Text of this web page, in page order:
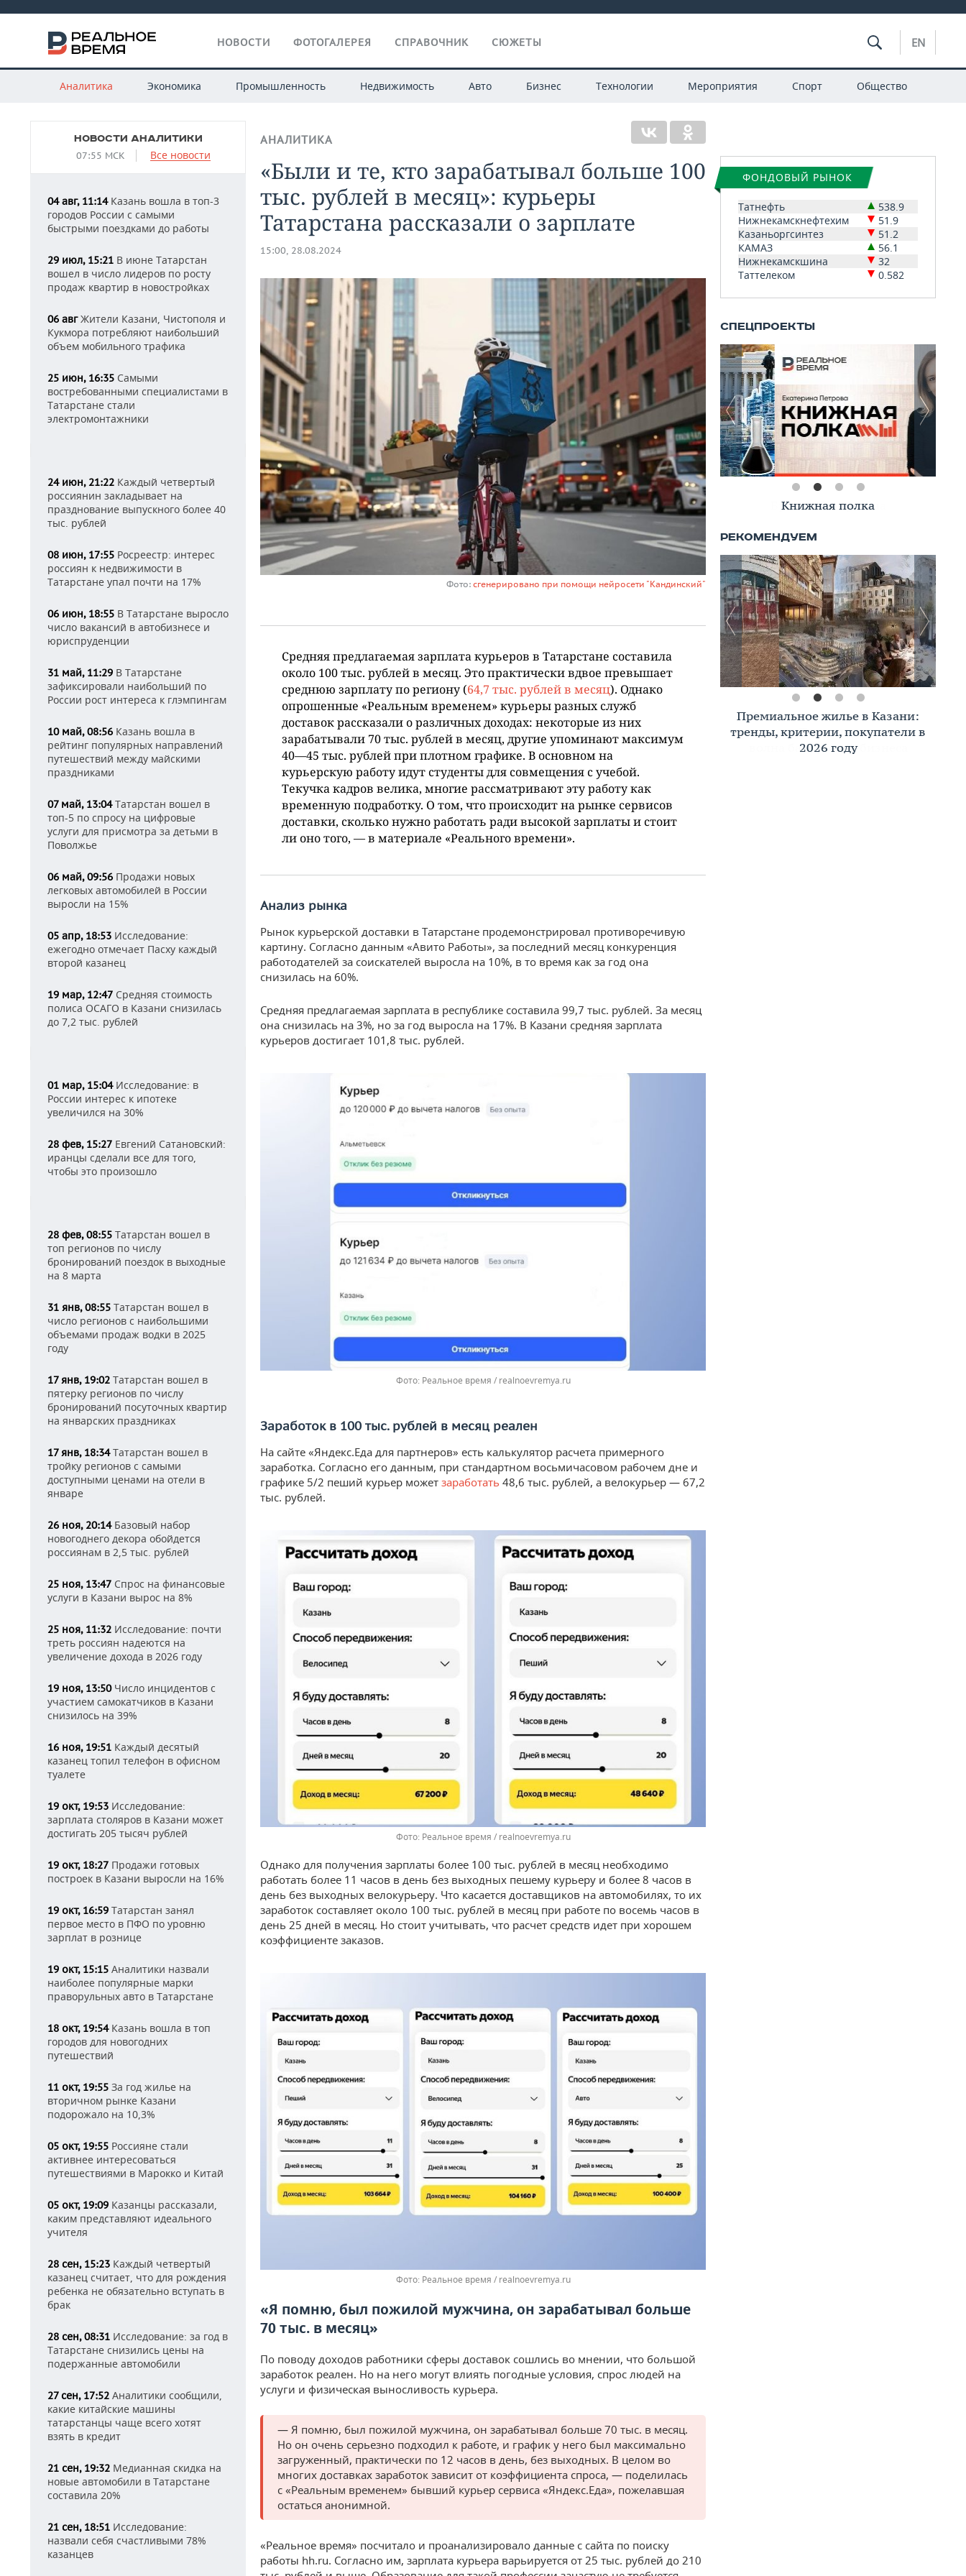
НОВОСТИ ФОТОГАЛЕРЕЯ СПРАВОЧНИК СЮЖЕТЫ EN
Аналитика Экономика Промышленность Недвижимость Авто Бизнес Технологии Мероприятия Спорт Общество
НОВОСТИ АНАЛИТИКИ
07:55 МСК Все новости
04 авг, 11:14Казань вошла в топ-3
городов России с самыми
быстрыми поездками до работы
29 июл, 15:21 В июне Татарстан
вошел в число лидеров по росту
продаж квартир в новостройках
06 авгЖители Казани, Чистополя и
Кукмора потребляют наибольший
объем мобильного трафика
25 июн, 16:35 Самыми
востребованными специалистами в
Татарстане стали
электромонтажники
24 июн, 21:22 Каждый четвертый
россиянин закладывает на
празднование выпускного более 40
тыс. рублей
08 июн, 17:55 Росреестр: интерес
россиян к недвижимости в
Татарстане упал почти на 17%
06 июн, 18:55 В Татарстане выросло
число вакансий в автобизнесе и
юриспруденции
31 май, 11:29 В Татарстане
зафиксировали наибольший по
России рост интереса к глэмпингам
10 май, 08:56 Казань вошла в
рейтинг популярных направлений
путешествий между майскими
праздниками
07 май, 13:04Татарстан вошел в
топ-5 по спросу на цифровые
услуги для присмотра за детьми в
Поволжье
06 май, 09:56 Продажи новых
легковых автомобилей в России
выросли на 15%
05 апр, 18:53 Исследование:
ежегодно отмечает Пасху каждый
второй казанец
19 мар, 12:47 Средняя стоимость
полиса ОСАГО в Казани снизилась
до 7,2 тыс. рублей
01 мар, 15:04Исследование: в
России интерес к ипотеке
увеличился на 30%
28 фев, 15:27 Евгений Сатановский:
иранцы сделали все для того,
чтобы это произошло
28 фев, 08:55 Татарстан вошел в
топ регионов по числу
бронирований поездок в выходные
на 8 марта
31 янв, 08:55 Татарстан вошел в
число регионов с наибольшими
объемами продаж водки в 2025
году
17 янв, 19:02 Татарстан вошел в
пятерку регионов по числу
бронирований посуточных квартир
на январских праздниках
17 янв, 18:34Татарстан вошел в
тройку регионов с самыми
доступными ценами на отели в
январе
26 ноя, 20:14Базовый набор
новогоднего декора обойдется
россиянам в 2,5 тыс. рублей
25 ноя, 13:47 Спрос на финансовые
услуги в Казани вырос на 8%
25 ноя, 11:32 Исследование: почти
треть россиян надеются на
увеличение дохода в 2026 году
19 ноя, 13:50Число инцидентов с
участием самокатчиков в Казани
снизилось на 39%
16 ноя, 19:51 Каждый десятый
казанец топил телефон в офисном
туалете
19 окт, 19:53 Исследование:
зарплата столяров в Казани может
достигать 205 тысяч рублей
19 окт, 18:27 Продажи готовых
построек в Казани выросли на 16%
19 окт, 16:59 Татарстан занял
первое место в ПФО по уровню
зарплат в рознице
19 окт, 15:15 Аналитики назвали
наиболее популярные марки
праворульных авто в Татарстане
18 окт, 19:54Казань вошла в топ
городов для новогодних
путешествий
11 окт, 19:55 За год жилье на
вторичном рынке Казани
подорожало на 10,3%
05 окт, 19:55 Россияне стали
активнее интересоваться
путешествиями в Марокко и Китай
05 окт, 19:09 Казанцы рассказали,
каким представляют идеального
учителя
28 сен, 15:23 Каждый четвертый
казанец считает, что для рождения
ребенка не обязательно вступать в
брак
28 сен, 08:31 Исследование: за год в
Татарстане снизились цены на
подержанные автомобили
27 сен, 17:52 Аналитики сообщили,
какие китайские машины
татарстанцы чаще всего хотят
взять в кредит
21 сен, 19:32 Медианная скидка на
новые автомобили в Татарстане
составила 20%
21 сен, 18:51 Исследование:
назвали себя счастливыми 78%
казанцев
АНАЛИТИКА
«Были и те, кто зарабатывал больше 100
тыс. рублей в месяц»: курьеры
Татарстана рассказали о зарплате
15:00, 28.08.2024
Фото: сгенерировано при помощи нейросети "Кандинский"
Средняя предлагаемая зарплата курьеров в Татарстане составила
около 100 тыс. рублей в месяц. Это практически вдвое превышает
среднюю зарплату по региону (64,7 тыс. рублей в месяц). Однако
опрошенные «Реальным временем» курьеры разных служб
доставок рассказали о различных доходах: некоторые из них
зарабатывали 70 тыс. рублей в месяц, другие упоминают максимум
40—45 тыс. рублей при плотном графике. В основном на
курьерскую работу идут студенты для совмещения с учебой.
Текучка кадров велика, многие рассматривают эту работу как
временную подработку. О том, что происходит на рынке сервисов
доставки, сколько нужно работать ради высокой зарплаты и стоит
ли оно того, — в материале «Реального времени».
Анализ рынка
Рынок курьерской доставки в Татарстане продемонстрировал противоречивую
картину. Согласно данным «Авито Работы», за последний месяц конкуренция
работодателей за соискателей выросла на 10%, в то время как за год она
снизилась на 60%.
Средняя предлагаемая зарплата в республике составила 99,7 тыс. рублей. За месяц
она снизилась на 3%, но за год выросла на 17%. В Казани средняя зарплата
курьеров достигает 101,8 тыс. рублей.
Реальное время / realnoevremya.ru
Заработок в 100 тыс. рублей в месяц реален
На сайте «Яндекс.Еда для партнеров» есть калькулятор расчета примерного
заработка. Согласно его данным, при стандартном восьмичасовом рабочем дне и
графике 5/2 пеший курьер может заработать 48,6 тыс. рублей, а велокурьер — 67,2
тыс. рублей.
Реальное время / realnoevremya.ru
Однако для получения зарплаты более 100 тыс. рублей в месяц необходимо
работать более 11 часов в день без выходных пешему курьеру и более 8 часов в
день без выходных велокурьеру. Что касается доставщиков на автомобилях, то их
заработок составляет около 100 тыс. рублей в месяц при работе по восемь часов в
день 25 дней в месяц. Но стоит учитывать, что расчет средств идет при хорошем
коэффициенте заказов.
Реальное время / realnoevremya.ru
«Я помню, был пожилой мужчина, он зарабатывал больше
70 тыс. в месяц»
По поводу доходов работники сферы доставок сошлись во мнении, что большой
заработок реален. Но на него могут влиять погодные условия, спрос людей на
услуги и физическая выносливость курьера.
— Я помню, был пожилой мужчина, он зарабатывал больше 70 тыс. в месяц.
Но он очень серьезно подходил к работе, и график у него был максимально
загруженный, практически по 12 часов в день, без выходных. В целом во
многих доставках заработок зависит от коэффициента спроса, — поделилась
с «Реальным временем» бывший курьер сервиса «Яндекс.Еда», пожелавшая
остаться анонимной.
«Реальное время» посчитало и проанализировало данные с сайта по поиску
работы hh.ru. Согласно им, зарплата курьера варьируется от 25 тыс. рублей до 210
ФОНДОВЫЙ РЫНОК
Татнефть
538.9
Нижнекамскнефтехим
51.9
Казаньоргсинтез
51.2
КАМАЗ
56.1
Нижнекамскшина
32
Таттелеком
0.582
Книжная полка
Премиальное жилье в Казани:
тренды, критерии, покупатели в
2026 году